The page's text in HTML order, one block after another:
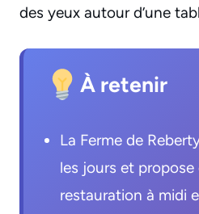
des yeux autour d’une
À retenir
La Ferme de
les jours et propose
restauration à midi